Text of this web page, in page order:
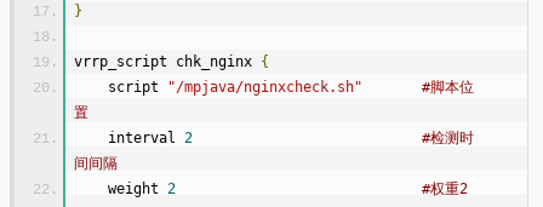
}
vrrp_script chk_nginx {
    script
"/mpjava/nginxcheck.sh"
#脚本位
置
    interval
2
#检测时
间间隔
    weight
2
#权重2